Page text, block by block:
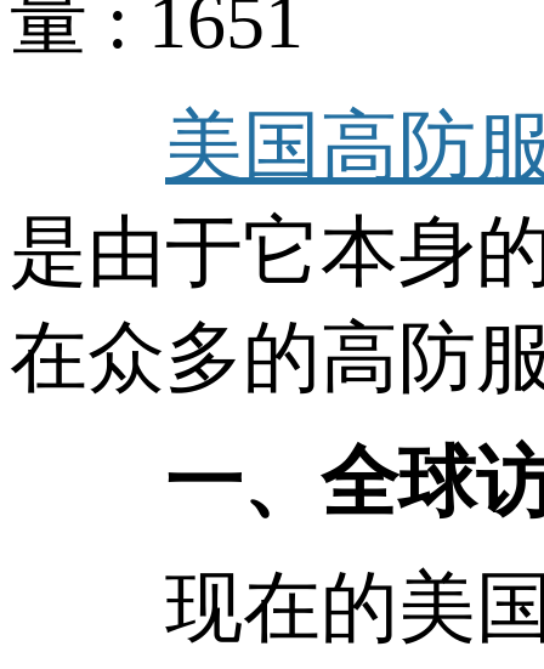
量 : 1651
美国高防
是由于它本身
在众多的高防
一、全球
现在的美国